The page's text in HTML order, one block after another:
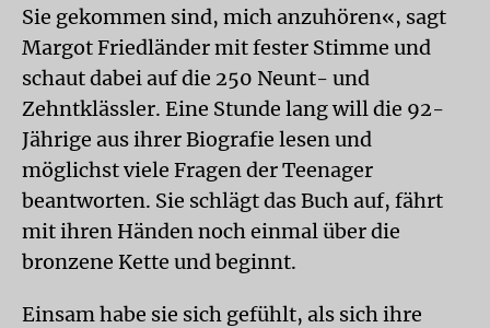
Sie gekommen sind, mich anzuhören«, sagt
Margot Friedländer mit fester Stimme und
schaut dabei auf die 250 Neunt- und
Zehntklässler. Eine Stunde lang will die 92-
Jährige aus ihrer Biografie lesen und
möglichst viele Fragen der Teenager
beantworten. Sie schlägt das Buch auf, fährt
mit ihren Händen noch einmal über die
bronzene Kette und beginnt.
Einsam habe sie sich gefühlt, als sich ihre